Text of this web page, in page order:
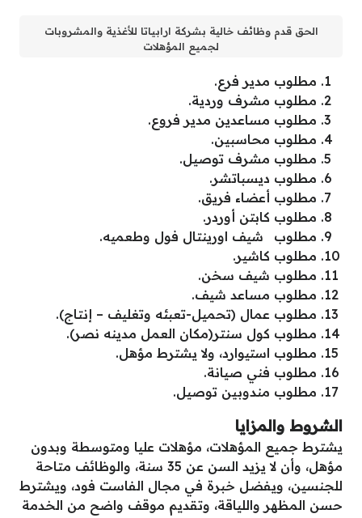
الحق قدم وظائف خالية بشركة ارابياتا للأغذية والمشروبات
لجميع المؤهلات
مطلوب مدير فرع.
مطلوب مشرف وردية.
مطلوب مساعدين مدير فروع.
مطلوب محاسبين.
مطلوب مشرف توصيل.
مطلوب ديسباتشر.
مطلوب أعضاء فريق.
مطلوب كابتن أوردر.
مطلوب شيف اورينتال فول وطعميه.
مطلوب كاشير.
مطلوب شيف سخن.
مطلوب مساعد شيف.
مطلوب عمال (تحميل-تعبئه وتغليف – إنتاج).
مطلوب كول سنتر(مكان العمل مدينه نصر).
مطلوب استيوارد، ولا يشترط مؤهل.
مطلوب فني صيانة.
مطلوب مندوبين توصيل.
الشروط والمزايا
يشترط جميع المؤهلات، مؤهلات عليا ومتوسطة وبدون
مؤهل، وأن لا يزيد السن عن 35 سنة، والوظائف متاحة
للجنسين، ويفضل خبرة في مجال الفاست فود، ويشترط
حسن المظهر واللياقة، وتقديم موقف واضح من الخدمة